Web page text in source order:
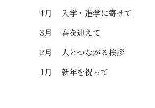
4月
入学・進学に寄せて
3月
春を迎えて
2月
人とつながる挨拶
1月
新年を祝って